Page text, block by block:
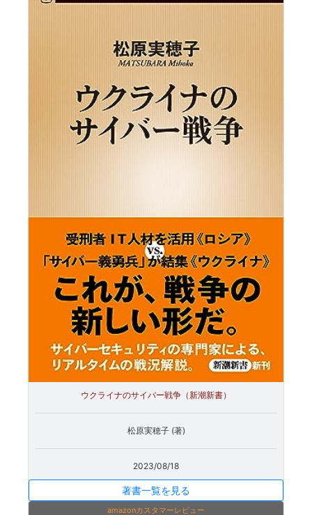
ウクライナのサイバー戦争（新潮新書）
松原実穂子 (著)
2023/08/18
著書一覧を見る
amazonカスタマーレビュー